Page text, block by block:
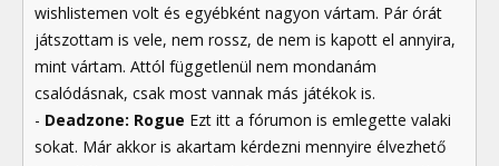
wishlistemen volt és egyébként nagyon vártam. Pár órát
játszottam is vele, nem rossz, de nem is kapott el annyira,
mint vártam. Attól függetlenül nem mondanám
csalódásnak, csak most vannak más játékok is.
- Deadzone: Rogue Ezt itt a fórumon is emlegette valaki
sokat. Már akkor is akartam kérdezni mennyire élvezhető